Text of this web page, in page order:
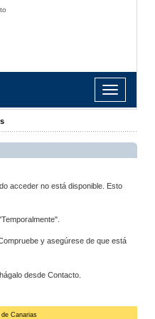
Toggle
navigation
acceder no está disponible. Esto
y asegúrese de que está
desde Contacto.
Canarias